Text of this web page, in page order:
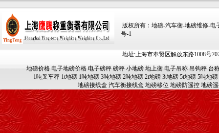
版权所有：地磅-汽车衡-地磅维修-电
号-1
地址:上海市奉贤区解放东路1008号
地磅价格 电子地磅价格 电子磅秤 磅秤 小地磅 地上衡 电子吊称 吊钩秤 台
1吨叉车秤 1t地磅 1吨地磅 3吨地磅 2吨地磅 2t地磅 3t地磅 5t地磅 5吨地磅
地磅接线盒 汽车衡接线盒 地磅移位 地磅防遥控 地磅